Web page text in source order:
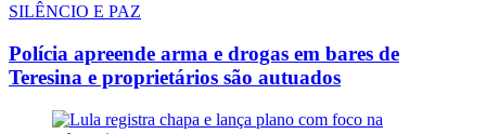
SILÊNCIO E PAZ
Polícia apreende arma e drogas em bares de
Teresina e proprietários são autuados